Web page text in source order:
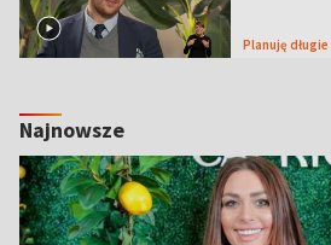
Planuję
Najnowsze